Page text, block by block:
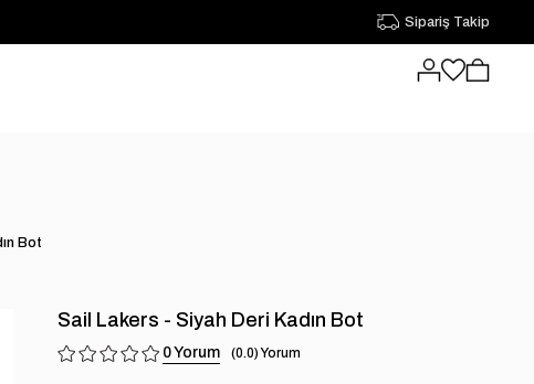
Sipariş Takip
Bot
Sail Lakers - Siyah Deri Kadın Bot
0 0.0